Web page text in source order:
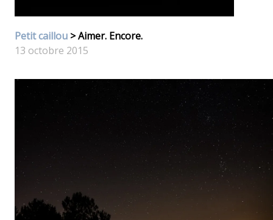
Petit caillou > Aimer. Encore.
13 octobre 2015